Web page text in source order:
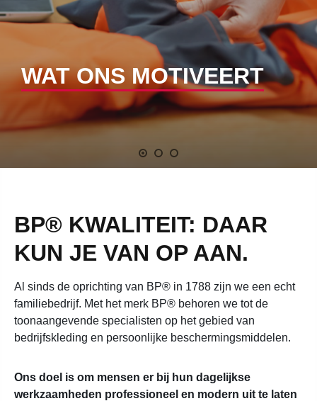
WAT ONS MOTIVEERT
BP® KWALITEIT: DAAR
KUN JE VAN OP AAN.
Al sinds de oprichting van BP® in 1788 zijn we een echt
familiebedrijf. Met het merk BP® behoren we tot de
toonaangevende specialisten op het gebied van
bedrijfskleding en persoonlijke beschermingsmiddelen.
Ons doel is om mensen er bij hun dagelijkse
werkzaamheden professioneel en modern uit te laten